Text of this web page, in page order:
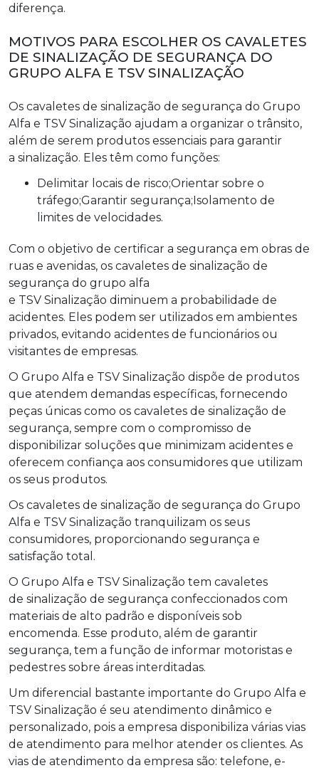
diferença.
MOTIVOS PARA ESCOLHER OS CAVALETES
DE SINALIZAÇÃO DE SEGURANÇA DO
GRUPO ALFA E TSV SINALIZAÇÃO
Os cavaletes de sinalização de segurança do Grupo
Alfa e TSV Sinalização ajudam a organizar o trânsito,
além de serem produtos essenciais para garantir
a sinalização. Eles têm como funções:
Delimitar locais de risco;Orientar sobre o
tráfego;Garantir segurança;Isolamento de
limites de velocidades.
Com o objetivo de certificar a segurança em obras de
ruas e avenidas, os cavaletes de sinalização de
segurança do grupo alfa
e TSV Sinalização diminuem a probabilidade de
acidentes. Eles podem ser utilizados em ambientes
privados, evitando acidentes de funcionários ou
visitantes de empresas.
O Grupo Alfa e TSV Sinalização dispõe de produtos
que atendem demandas específicas, fornecendo
peças únicas como os cavaletes de sinalização de
segurança, sempre com o compromisso de
disponibilizar soluções que minimizam acidentes e
oferecem confiança aos consumidores que utilizam
os seus produtos.
Os cavaletes de sinalização de segurança do Grupo
Alfa e TSV Sinalização tranquilizam os seus
consumidores, proporcionando segurança e
satisfação total.
O Grupo Alfa e TSV Sinalização tem cavaletes
de sinalização de segurança confeccionados com
materiais de alto padrão e disponíveis sob
encomenda. Esse produto, além de garantir
segurança, tem a função de informar motoristas e
pedestres sobre áreas interditadas.
Um diferencial bastante importante do Grupo Alfa e
TSV Sinalização é seu atendimento dinâmico e
personalizado, pois a empresa disponibiliza várias vias
de atendimento para melhor atender os clientes. As
vias de atendimento da empresa são: telefone, e-